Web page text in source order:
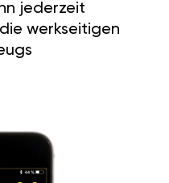
jederzeit
werkseitigen